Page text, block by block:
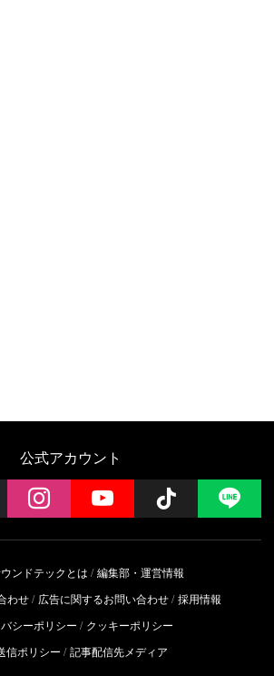
公式アカウント
instagramYouTube Follow
ンドテックとは
編集部・運営情報
わせ
広告に関するお問い合わせ 採用情報
シーポリシー
クッキーポリシー
信ポリシー
記事配信先メディア